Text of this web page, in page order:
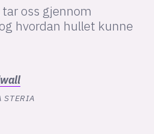
oss gjennom
hvordan hullet kunne
STERIA